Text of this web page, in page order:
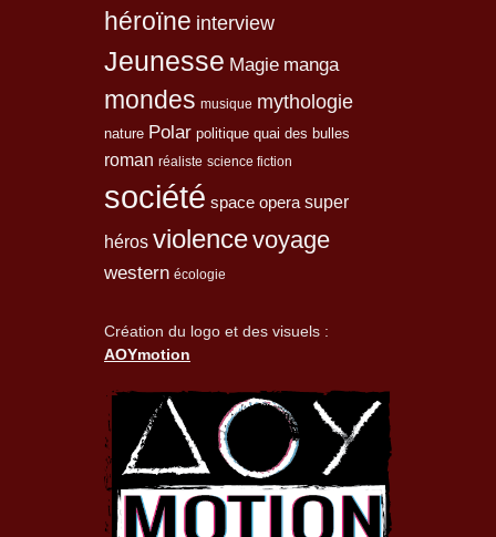
héroïne interview
Jeunesse Magie manga
mondes musique mythologie
nature Polar politique quai des bulles
roman réaliste science fiction
société space opera super
héros violencevoyage
western écologie
Création du logo et des visuels :
AOYmotion